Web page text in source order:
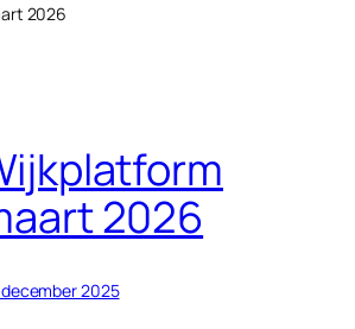
2026
2026
2025